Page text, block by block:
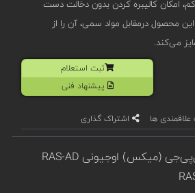
امکان کالیبره کردن بدون دخالت دست
محصول درمقابل مواد سمی، آن را از
می‌کند.
ثبت استعلام
پیشنهاد فنی
علاقمندی ها اشتراک گذاری
معرفی دتکتور گاز ال‌پی‌جی (میکس) اوجیونی RAS-AD